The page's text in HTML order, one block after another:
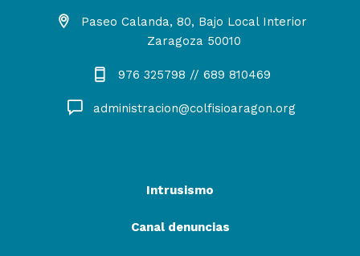
Paseo Calanda, 80, Bajo Local Interior
Zaragoza 50010
976 325798 // 689 810469
administracion@colfisioaragon.org
Intrusismo
Canal denuncias